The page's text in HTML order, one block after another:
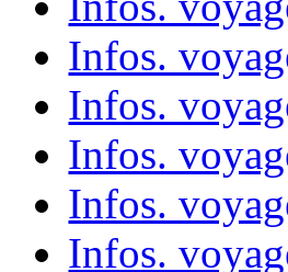
Infos.
Infos.
Infos.
Infos.
Infos.